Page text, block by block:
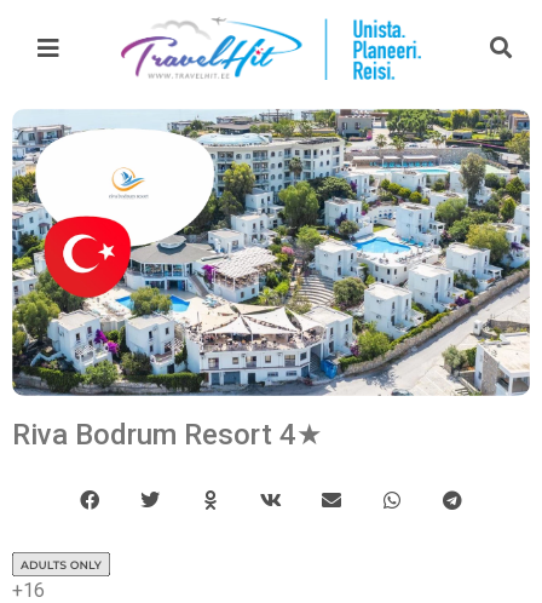
Riva Bodrum Resort 4★
+16